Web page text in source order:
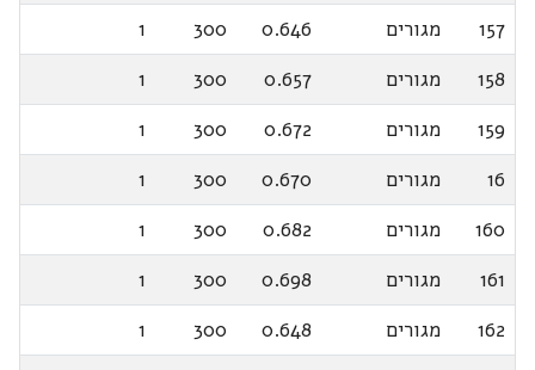
157
מגורים 0.646
300
1
158
מגורים 0.657
300
1
159
מגורים 0.672
300
1
16
מגורים 0.670
300
1
160
מגורים 0.682
300
1
161
מגורים 0.698
300
1
162
מגורים 0.648
300
1